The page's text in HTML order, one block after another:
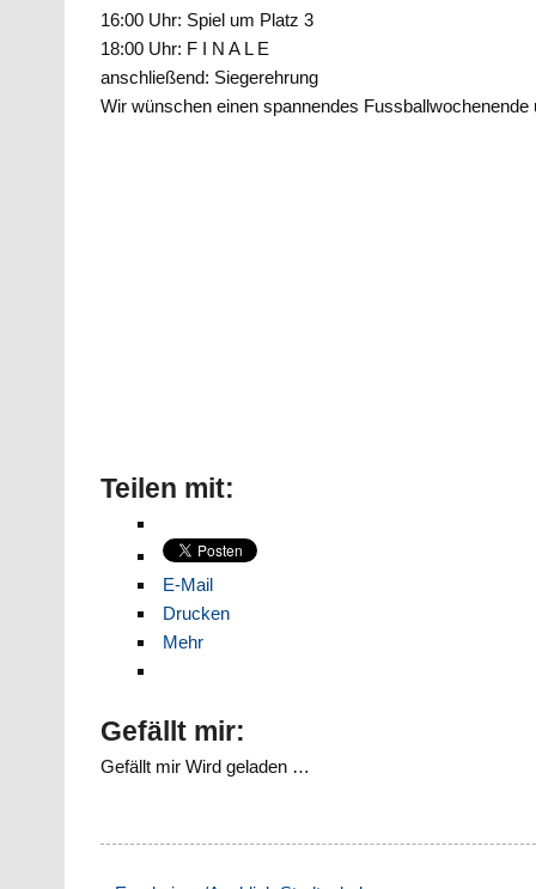
16:00 Uhr: Spiel um Platz 3
18:00 Uhr: F I N A L E
anschließend: Siegerehrung
Wir wünschen einen spannendes
Teilen mit:
E-Mail
Drucken
Mehr
Gefällt mir:
Gefällt mir Wird geladen …